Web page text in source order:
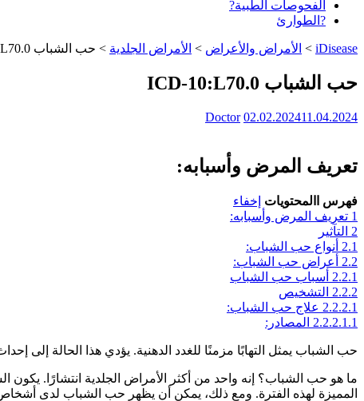
الفحوصات الطبية?
?الطوارئ
iDisease
> الأمراض والأعراض > الأمراض الجلدية > حب الشباب ICD-10:L70.0
حب الشباب ICD-10:L70.0
02.02.202411.04.2024
Doctor
تعريف المرض وأسبابه:
فهرس االمحتويات إخفاء
1 تعريف المرض وأسبابه:
2 التآثير
2.1 أنواع حب الشباب:
2.2
أعراض حب الشباب:
2.2.1 أسباب حب الشباب
2.2.2 التشخيص
2.2.2.1 علاج حب الشباب:
2.2.2.1.1 المصادر:
حب الشباب يمثل التهابًا مزمنًا للغدد الدهنية. يؤدي هذا الحالة إلى
المميزة لهذه الفترة. ومع ذلك، يمكن أن يظهر حب الشباب لدى أشخاص